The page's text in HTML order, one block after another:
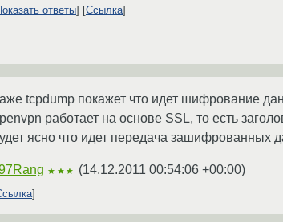
ответы Ссылка
tcpdump покажет что идет шифрование
работает на основе SSL, то есть
ясно что идет передача зашифрованных
★★★ (14.12.2011 00:54:06 +00:00)